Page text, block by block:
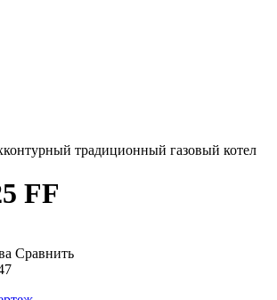
традиционный газовый котел
FF
Сравнить